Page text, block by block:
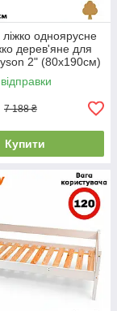
ліжко одноярусне
дерев'яне для
2" (80x190см)
7 188 ₴
Купити